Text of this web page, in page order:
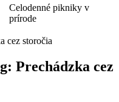
Celodenné pikniky v
prírode
Prechádzka cez